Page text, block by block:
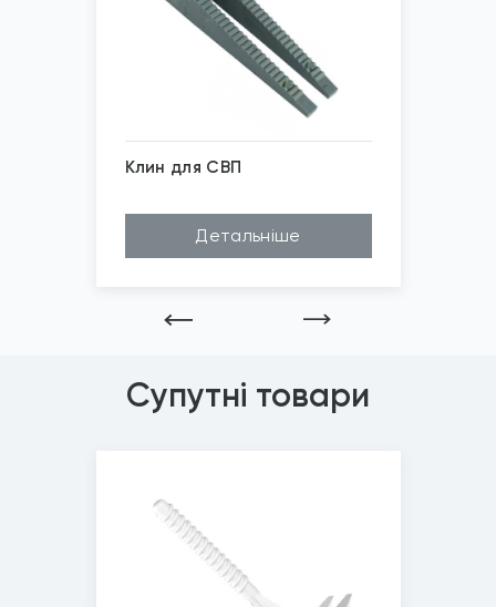
Клин для СВП
Детальніше
Супутні товари